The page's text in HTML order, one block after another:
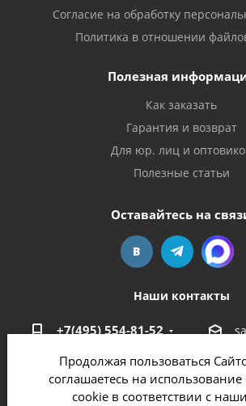
Продолжая пользоваться
соглашаетесь на
cookie в соответствии с
Согласие на обработку
Политика в отношении
Полезная
Как заказать
Гарантия и возврат
Для юр. лиц и
Полезные статьи
Оставайтесь на
Наши контакты
+7(495) 554-81-52
Московская
г. Люберцы,
ул. Хлебозаводская,